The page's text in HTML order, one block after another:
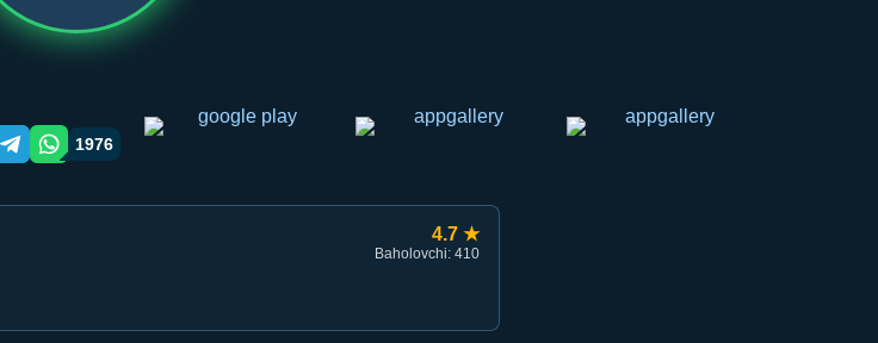
Telegram orqali ulashish
WhatsApp orqali ulashish
1976
4.7 ★
Baholovchi: 410